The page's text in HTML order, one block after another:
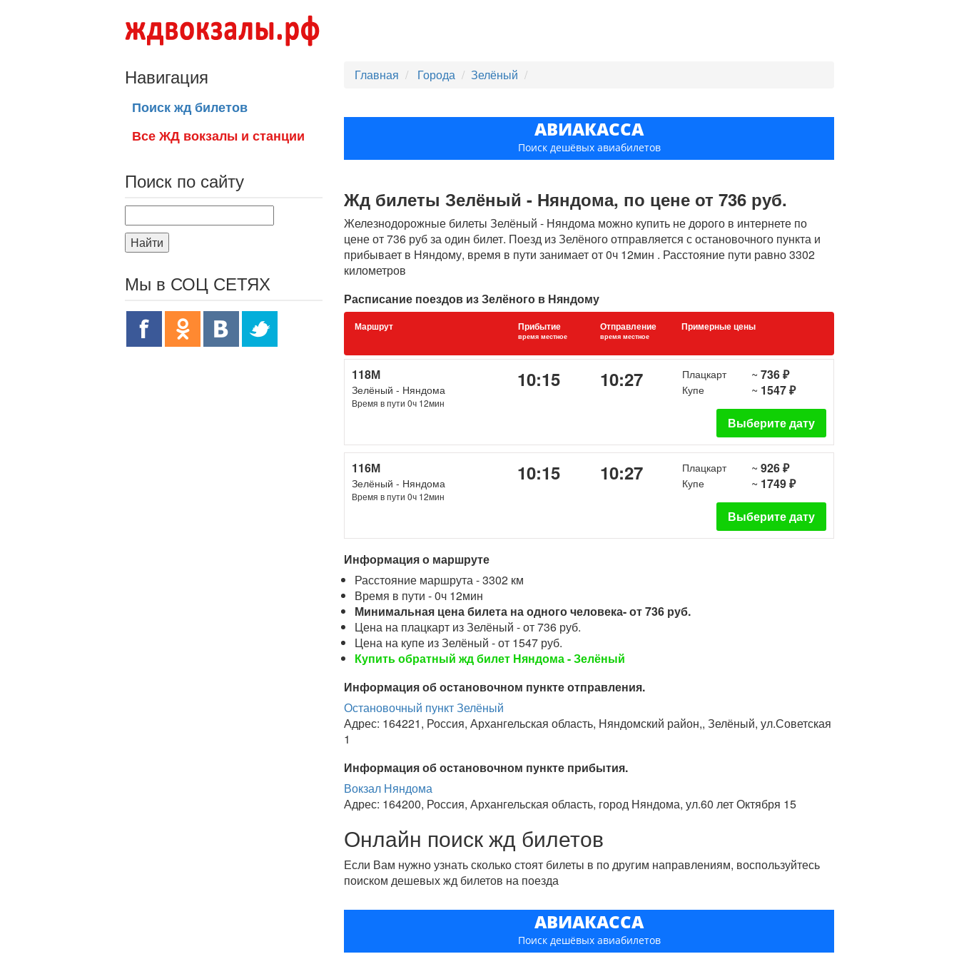
Главная Города Зелёный
АВИАКАССА
Поиск дешёвых авиабилетов
Жд билеты Зелёный - Няндома, по цене от 736 руб.
Железнодорожные билеты Зелёный - Няндома можно купить не дорого в интернете по
цене от 736 руб за один билет. Поезд из Зелёного отправляется с остановочного пункта и
прибывает в Няндому, время в пути занимает от 0ч 12мин . Расстояние пути равно 3302
километров
Расписание поездов из Зелёного в Няндому
Маршрут Прибытие
время местное
Отправление
время местное
Примерные цены
118М
Зелёный - Няндома
Время в пути 0ч 12мин
10:15 10:27 Плацкарт ~ 736 ₽
Купе ~ 1547 ₽
Выберите дату
116М
Зелёный - Няндома
Время в пути 0ч 12мин
10:15 10:27 Плацкарт ~ 926 ₽
Купе ~ 1749 ₽
Выберите дату
Информация о маршруте
Расстояние маршрута - 3302 км
Время в пути - 0ч 12мин
Минимальная цена билета на одного человека- от 736 руб.
Цена на плацкарт из Зелёный - от 736 руб.
Цена на купе из Зелёный - от 1547 руб.
Купить обратный жд билет Няндома - Зелёный
Информация об остановочном пункте отправления.
Остановочный пункт Зелёный
Адрес: 164221, Россия, Архангельская область, Няндомский район,, Зелёный, ул.Советская
1
Информация об остановочном пункте прибытия.
Вокзал Няндома
Адрес: 164200, Россия, Архангельская область, город Няндома, ул.60 лет Октября 15
Онлайн поиск жд билетов
Если Вам нужно узнать сколько стоят билеты в по другим направлениям, воспользуйтесь
поиском дешевых жд билетов на поезда
АВИАКАССА
Поиск дешёвых авиабилетов
Навигация
Поиск жд билетов
Все ЖД вокзалы и станции
Поиск по сайту
Найти
Мы в СОЦ СЕТЯХ